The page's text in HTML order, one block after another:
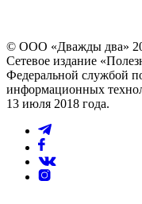
© ООО «Дважды два»
Сетевое издание
Федеральной службой
информационных
13 июля 2018 года.